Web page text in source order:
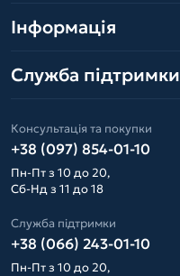
Інформація
Служба підтримки
Консультація та покупки
+38 (097) 854-01-10
Пн-Пт з 10 до 20,
Сб-Нд з 11 до 18
Служба підтримки
+38 (066) 243-01-10
Пн-Пт з 10 до 20,